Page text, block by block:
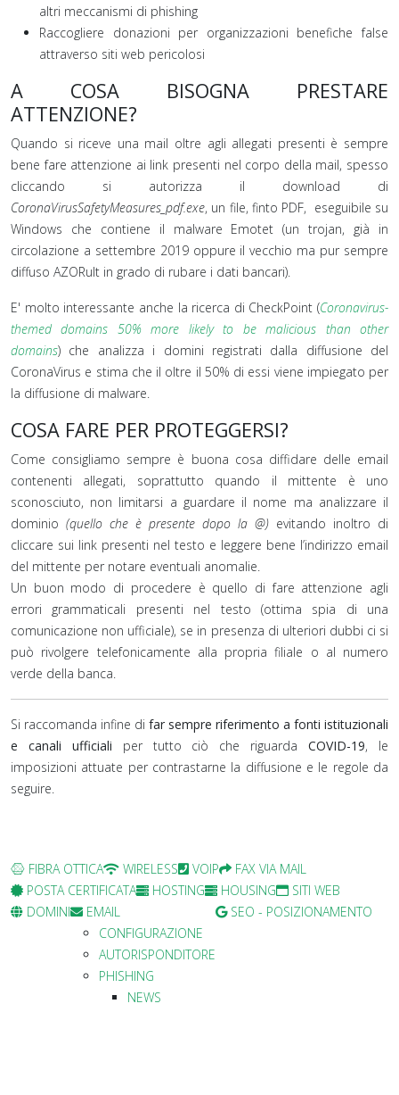
altri meccanismi di phishing
Raccogliere donazioni per organizzazioni benefiche false
attraverso siti web pericolosi
A COSA BISOGNA PRESTARE
ATTENZIONE?
Quando si riceve una mail oltre agli allegati presenti è sempre
bene fare attenzione ai link presenti nel corpo della mail, spesso
cliccando si autorizza il download di
CoronaVirusSafetyMeasures_pdf.exe, un file, finto PDF, eseguibile su
Windows che contiene il malware Emotet (un trojan, già in
circolazione a settembre 2019 oppure il vecchio ma pur sempre
diffuso AZORult in grado di rubare i dati bancari).
E' molto interessante anche la ricerca di CheckPoint (Coronavirus-
themed domains 50% more likely to be malicious than other
domains) che analizza i domini registrati dalla diffusione del
CoronaVirus e stima che il oltre il 50% di essi viene impiegato per
la diffusione di malware.
COSA FARE PER PROTEGGERSI?
Come consigliamo sempre è buona cosa diffidare delle email
contenenti allegati, soprattutto quando il mittente è uno
sconosciuto, non limitarsi a guardare il nome ma analizzare il
dominio (quello che è presente dopo la @) evitando inoltro di
cliccare sui link presenti nel testo e leggere bene l’indirizzo email
del mittente per notare eventuali anomalie.
Un buon modo di procedere è quello di fare attenzione agli
errori grammaticali presenti nel testo (ottima spia di una
comunicazione non ufficiale), se in presenza di ulteriori dubbi ci si
può rivolgere telefonicamente alla propria filiale o al numero
verde della banca.
Si raccomanda infine di far sempre riferimento a fonti istituzionali
e canali ufficiali per tutto ciò che riguardaCOVID-19, le
imposizioni attuate per contrastarne la diffusione e le regole da
seguire.
FIBRA OTTICA WIRELESS VOIP
FAX VIA MAIL
POSTA CERTIFICATA
HOSTING HOUSING
SITI WEB
DOMINI
EMAIL
CONFIGURAZIONE
AUTORISPONDITORE
PHISHING
NEWS
SEO - POSIZIONAMENTO